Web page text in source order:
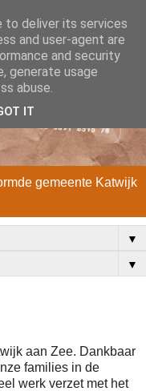
gemeente Katwijk
▼
▼
aan Zee. Dankbaar
families in de
werk verzet met het
to deliver its services
and user-agent are
and security
generate usage
abuse.
IT